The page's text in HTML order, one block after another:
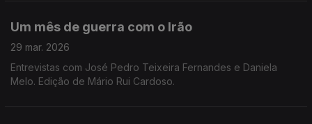
Um mês de guerra com o Irão
29 mar. 2026
Entrevistas com José Pedro Teixeira Fernandes e Daniela
Melo. Edição de Mário Rui Cardoso.